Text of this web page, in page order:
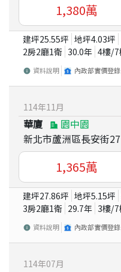
1,380萬
建坪25.55坪 地坪4.03坪
2房2廳1衛 30.0年 4樓/7
資料說明 內政部實價登錄
114年11 月
華廈
園中園
新北市蘆洲區長安街
1,365萬
建坪27.86坪 地坪5.15坪
3房2廳1衛 29.7年 3樓/7
資料說明 內政部實價登錄
114年07月